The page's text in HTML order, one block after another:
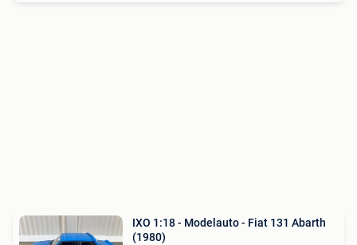
IXO 1:18 - Modelauto - Fiat 131 Abarth
(1980)